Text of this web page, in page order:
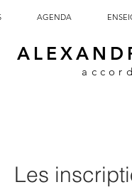
AGENDA
Les